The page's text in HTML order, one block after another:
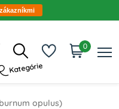
Kategórie
0
opulus)